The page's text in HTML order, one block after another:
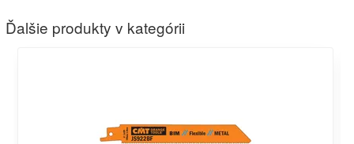
Ďalšie produkty v kategórii